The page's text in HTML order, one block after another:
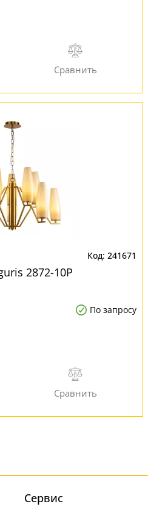
241671
2872-10P
По запросу
Cервис